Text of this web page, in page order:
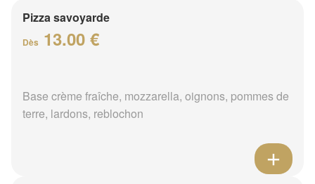
Pizza savoyarde
Dès 13.00 €
Base crème fraîche, mozzarella, oignons, pommes de
terre, lardons, reblochon